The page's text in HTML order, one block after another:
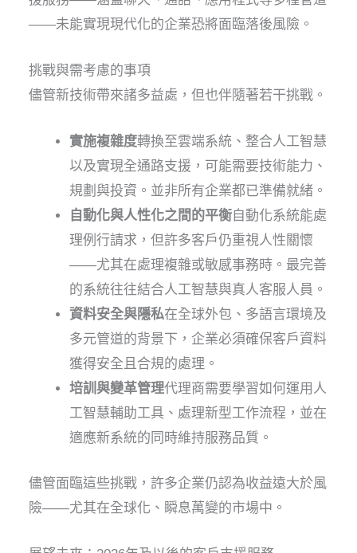
——未能實現現代化的企業恐將面臨落後風險。
挑戰與需考慮的事項
儘管新技術帶來諸多益處，但也伴隨著若干挑戰。
實施複雜度轉換至雲端系統、整合人工智慧
以及實現全通路支援，可能需要技術能力、
規劃與投資。並非所有企業都已準備就緒。
自動化與人性化之間的平衡自動化系統能處
理例行請求，但許多客戶仍重視人性關懷
——尤其在處理複雜或敏感事務時。最完善
的系統往往結合人工智慧與真人客服人員。
資料安全與隱私在全球外包、多語言環境及
多元管道的背景下，企業必須確保客戶資料
獲得安全且合規的處理。
培訓與變革管理代理商需要學習如何運用人
工智慧輔助工具、處理新型工作流程，並在
適應新系統的同時維持服務品質。
儘管面臨這些挑戰，許多企業仍認為收益遠大於風
險——尤其在全球化、瞬息萬變的市場中。